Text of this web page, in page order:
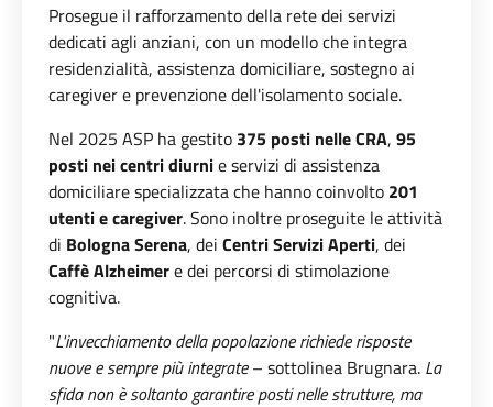
Prosegue il rafforzamento della rete dei servizi
dedicati agli anziani, con un modello che integra
residenzialità, assistenza domiciliare, sostegno ai
caregiver e prevenzione dell'isolamento sociale.
Nel 2025 ASP ha gestito 375 posti nelle CRA, 95
posti nei centri diurnie servizi di assistenza
domiciliare specializzata che hanno coinvolto 201
utenti e caregiver. Sono inoltre proseguite le attività
di Bologna Serena, dei Centri Servizi Aperti, dei
Caffè Alzheimere dei percorsi di stimolazione
cognitiva.
"L'invecchiamento della popolazione richiede risposte
nuove e sempre più integrate– sottolinea Brugnara. La
sfida non è soltanto garantire posti nelle strutture, ma